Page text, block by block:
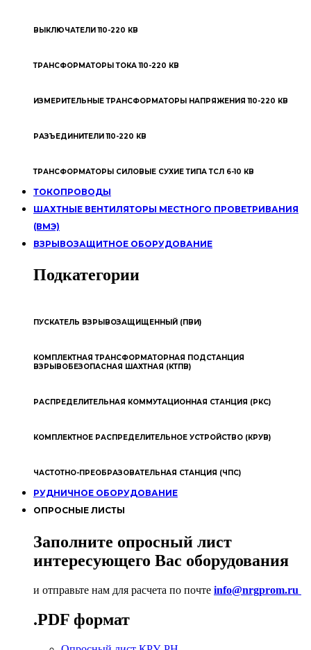
ВЫКЛЮЧАТЕЛИ 110-220 КВ
ТРАНСФОРМАТОРЫ ТОКА 110-220 КВ
ИЗМЕРИТЕЛЬНЫЕ ТРАНСФОРМАТОРЫ НАПРЯЖЕНИЯ 110-220 КВ
РАЗЪЕДИНИТЕЛИ 110-220 КВ
ТРАНСФОРМАТОРЫ СИЛОВЫЕ СУХИЕ ТИПА ТСЛ 6-10 КВ
ТОКОПРОВОДЫ
ШАХТНЫЕ ВЕНТИЛЯТОРЫ МЕСТНОГО ПРОВЕТРИВАНИЯ
(ВМЭ)
ВЗРЫВОЗАЩИТНОЕ ОБОРУДОВАНИЕ
Подкатегории
ПУСКАТЕЛЬ ВЗРЫВОЗАЩИЩЕННЫЙ (ПВИ)
КОМПЛЕКТНАЯ ТРАНСФОРМАТОРНАЯ ПОДСТАНЦИЯ
ВЗРЫВОБЕЗОПАСНАЯ ШАХТНАЯ (КТПВ)
РАСПРЕДЕЛИТЕЛЬНАЯ КОММУТАЦИОННАЯ СТАНЦИЯ (РКС)
КОМПЛЕКТНОЕ РАСПРЕДЕЛИТЕЛЬНОЕ УСТРОЙСТВО (КРУВ)
ЧАСТОТНО-ПРЕОБРАЗОВАТЕЛЬНАЯ СТАНЦИЯ (ЧПС)
РУДНИЧНОЕ ОБОРУДОВАНИЕ
ОПРОСНЫЕ ЛИСТЫ
Заполните опросный лист
интересующего Вас оборудования
и отправьте нам для расчета по почте info@nrgprom.ru
.PDF формат